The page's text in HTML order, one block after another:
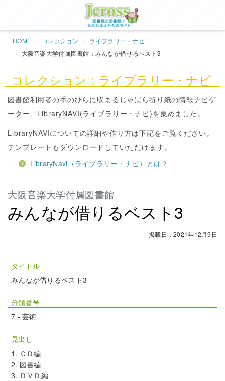
HOME コレクション
ライブラリー・ナビ
大阪音楽大学付属図書館：みんなが借りるベスト3
コレクション : ライブラリー・ナビ
図書館利用者の手のひらに収まるじゃばら折り紙の情報ナビゲ
ーター、LibraryNAVI(ライブラリー・ナビ)を集めました。
LibraryNAVIについての詳細や作り方は下記をご覧ください。
テンプレートもダウンロードしていただけます。
LibraryNavi（ライブラリー・ナビ）とは？
大阪音楽大学付属図書館
みんなが借りるベスト3
掲載日：2021年12月9日
タイトル
みんなが借りるベスト3
分類番号
7 - 芸術
見出し
ＣＤ編
図書編
ＤＶＤ編